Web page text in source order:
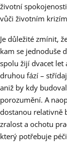
životní
vůči životním
Je důležité zmínit,
kam se jednoduše
spolu žijí dvacet let
druhou fází –
aniž by kdy
porozumění. A
dostanou relativně
zralost a ochotu
který potřebuje